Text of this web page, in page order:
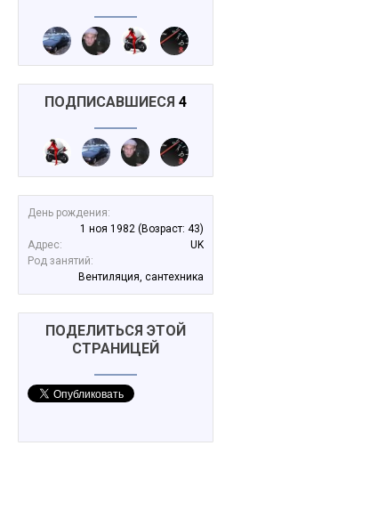
ПОДПИСАВШИЕСЯ 4
День рождения:
1 ноя 1982 (Возраст: 43)
Адрес:
UK
Род занятий:
Вентиляция, сантехника
ПОДЕЛИТЬСЯ ЭТОЙ
СТРАНИЦЕЙ